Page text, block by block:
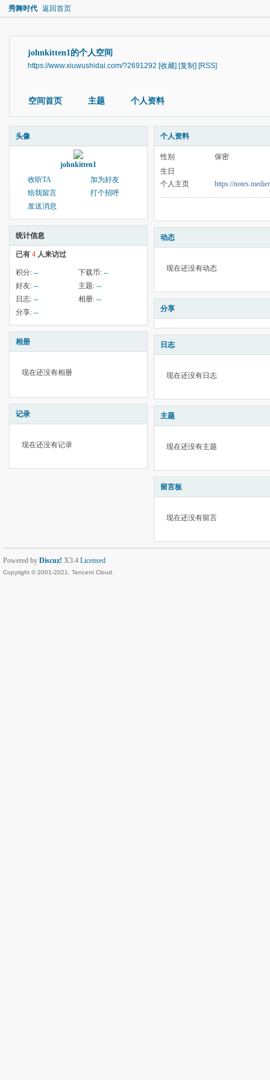
秀舞时代 返回首页
johnkitten1的个人空间
https://www.xiuwushidai.com/?2691292 [收藏] [复制] [RSS]
空间首页 主题 个人资料
头像
johnkitten1
收听TA
加为好友
给我留言
打个招呼
发送消息
统计信息
已有 4 人来访过
积分: -- 下载币: --
好友: -- 主题: --
日志: -- 相册: --
分享: --
相册
现在还没有相册
记录
现在还没有记录
个人资料
性别
保密
生日
个人主页
https://
动态
现在还没有动态
分享
日志
现在还没有日志
主题
现在还没有主题
留言板
现在还没有留言
Powered by Discuz! X3.4 Licensed
Copyright © 2001-2021, Tencent Cloud.